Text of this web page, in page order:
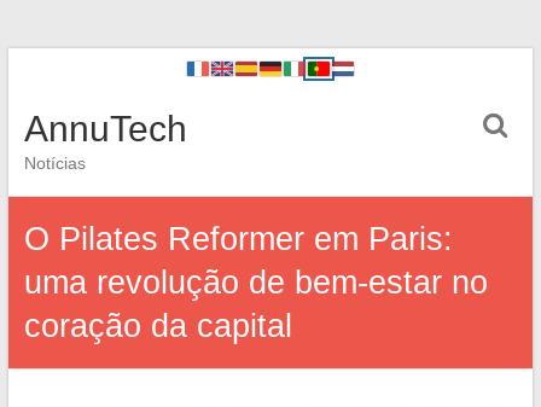
AnnuTech
Notícias
O Pilates Reformer em Paris:
uma revolução de bem-estar no
coração da capital